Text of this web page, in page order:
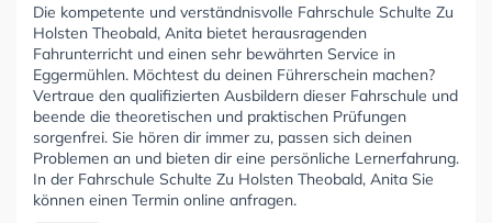
Die kompetente und verständnisvolle Fahrschule Schulte Zu
Holsten Theobald, Anita bietet herausragenden
Fahrunterricht und einen sehr bewährten Service in
Eggermühlen. Möchtest du deinen Führerschein machen?
Vertraue den qualifizierten Ausbildern dieser Fahrschule und
beende die theoretischen und praktischen Prüfungen
sorgenfrei. Sie hören dir immer zu, passen sich deinen
Problemen an und bieten dir eine persönliche Lernerfahrung.
In der Fahrschule Schulte Zu Holsten Theobald, Anita Sie
können einen Termin online anfragen.